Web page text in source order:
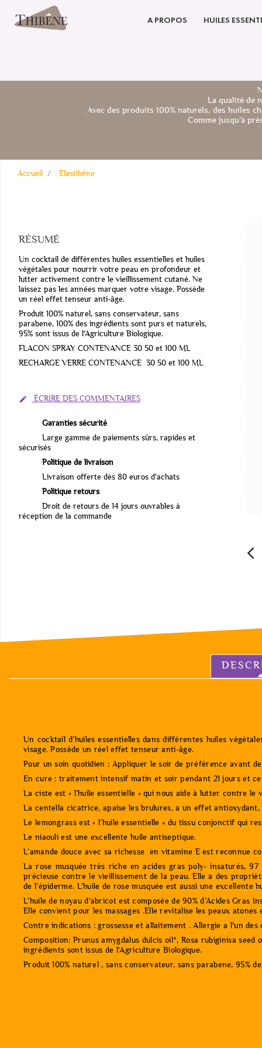
A PROPOS HUILES
La qualité de
Avec des produits 100% naturels, des huiles
Comme jusqu’à
Accueil Elastibêne
RÉSUMÉ
Un cocktail de différentes huiles essentielles et huiles
végétales pour nourrir votre peau en profondeur et
lutter activement contre le vieillissement cutané. Ne
laissez pas les années marquer votre visage. Possède
un réel effet tenseur anti-âge.
Produit 100% naturel, sans conservateur, sans
parabene, 100% des ingrédients sont purs et naturels,
95% sont issus de l'Agriculture Biologique.
FLACON SPRAY CONTENANCE 30 50 et 100 ML
RECHARGE VERRE CONTENANCE 30 50 et 100 ML
 ÉCRIRE DES COMMENTAIRES
Garanties sécurité
Large gamme de paiements sûrs, rapides et
sécurisés
Politique de livraison
Livraison offerte dès 80 euros d'achats
Politique retours
Droit de retours de 14 jours ouvrables à
réception de la commande
Un cocktail d’huiles essentielles dans différentes huiles
visage. Possède un réel effet tenseur anti-âge.
Pour un soin quotidien : Appliquer le soir de préférence avant
En cure : traitement intensif matin et soir pendant 21 jours et
La ciste est « l’huile essentielle » qui nous aide à lutter contre
La centella cicatrice, apaise les brulures, a un effet
Le lemongrass est « l’huile essentielle » du tissu conjonctif qui
Le niaouli est une excellente huile antiseptique.
L’amande douce avec sa richesse en vitamine E est
La rose musquée très riche en acides gras poly- insaturés,
précieuse contre le vieillissement de la peau. Elle a des
de l’épiderme. L’huile de rose musquée est aussi une
L'huile de noyau d'abricot est composée de 90% d’Acides Gras
Elle convient pour les massages .Elle revitalise les peaux
Contre indications : grossesse et allaitement . Allergie a l'un
Composition: Prunus amygdalus dulcis oil*, Rosa rubiginisa
ingrédients sont issus de l'Agriculture Biologique.
Produit 100% naturel , sans conservateur, sans parabene, 95%